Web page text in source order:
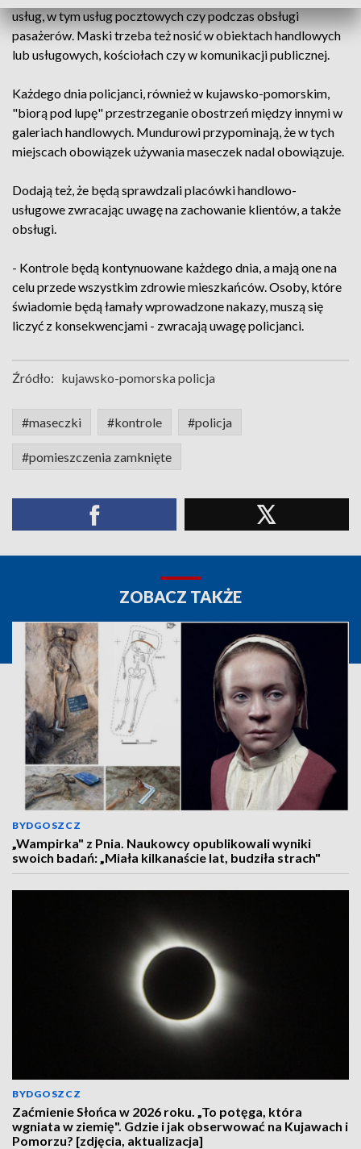
usług, w tym usług pocztowych czy podczas obsługi
pasażerów. Maski trzeba też nosić w obiektach handlowych
lub usługowych, kościołach czy w komunikacji publicznej.
Każdego dnia policjanci, również w kujawsko-pomorskim,
"biorą pod lupę" przestrzeganie obostrzeń między innymi w
galeriach handlowych. Mundurowi przypominają, że w tych
miejscach obowiązek używania maseczek nadal obowiązuje.
Dodają też, że będą sprawdzali placówki handlowo-
usługowe zwracając uwagę na zachowanie klientów, a także
obsługi.
- Kontrole będą kontynuowane każdego dnia, a mają one na
celu przede wszystkim zdrowie mieszkańców. Osoby, które
świadomie będą łamały wprowadzone nakazy, muszą się
liczyć z konsekwencjami - zwracają uwagę policjanci.
Źródło: kujawsko-pomorska policja
#maseczki #kontrole #policja
#pomieszczenia zamknięte
ZOBACZ TAKŻE
BYDGOSZCZ
„Wampirka" z Pnia. Naukowcy opublikowali wyniki
swoich badań: „Miała kilkanaście lat, budziła strach"
BYDGOSZCZ
Zaćmienie Słońca w 2026 roku. „To potęga, która
wgniata w ziemię". Gdzie i jak obserwować na Kujawach i
Pomorzu? [zdjęcia, aktualizacja]